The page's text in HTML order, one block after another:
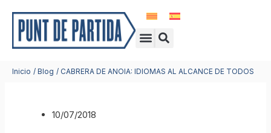
contenido
MenúBuscar
Inicio Blog CABRERA DE ANOIA: IDIOMAS AL ALCANCE DE TODOS
10/07/2018